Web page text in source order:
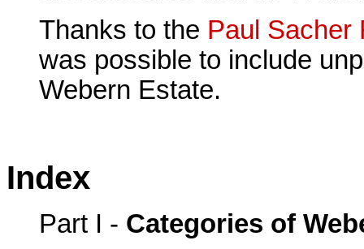
Thanks to the Paul Sacher
was possible to include
Webern Estate.
Index
Part I - Categories of